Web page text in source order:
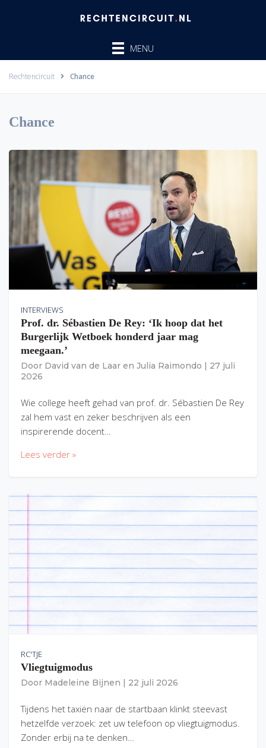
MENU
Rechtencircuit Chance
Chance
INTERVIEWS
Prof. dr. Sébastien De Rey: ‘Ik hoop dat het
Burgerlijk Wetboek honderd jaar mag
meegaan.’
Door David van de Laar en Julia Raimondo
27 juli
2026
Wie college heeft gehad van prof. dr. Sébastien De Rey
zal hem vast en zeker beschrijven als een
inspirerende docent…
Lees verder »
RC'TJE
Vliegtuigmodus
Door Madeleine Bijnen 22 juli 2026
Tijdens het taxiën naar de startbaan klinkt steevast
hetzelfde verzoek: zet uw telefoon op vliegtuigmodus.
Zonder erbij na te denken…